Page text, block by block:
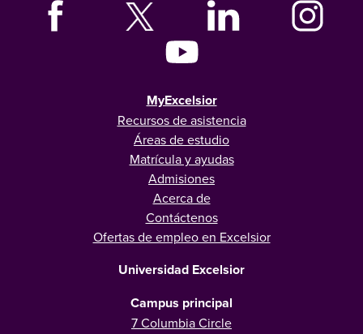
MyExcelsior
Recursos de asistencia
Áreas de estudio
Matrícula y ayudas
Admisiones
Acerca de
Contáctenos
Ofertas de empleo en Excelsior
Universidad Excelsior
Campus principal
7 Columbia Circle